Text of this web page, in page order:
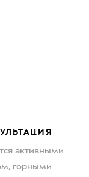
активными
горными